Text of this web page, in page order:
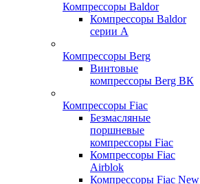
Компрессоры Baldor
Компрессоры Baldor
серии A
Компрессоры Berg
Винтовые
компрессоры Berg ВК
Компрессоры Fiac
Безмасляные
поршневые
компрессоры Fiac
Компрессоры Fiac
Airblok
Компрессоры Fiac New